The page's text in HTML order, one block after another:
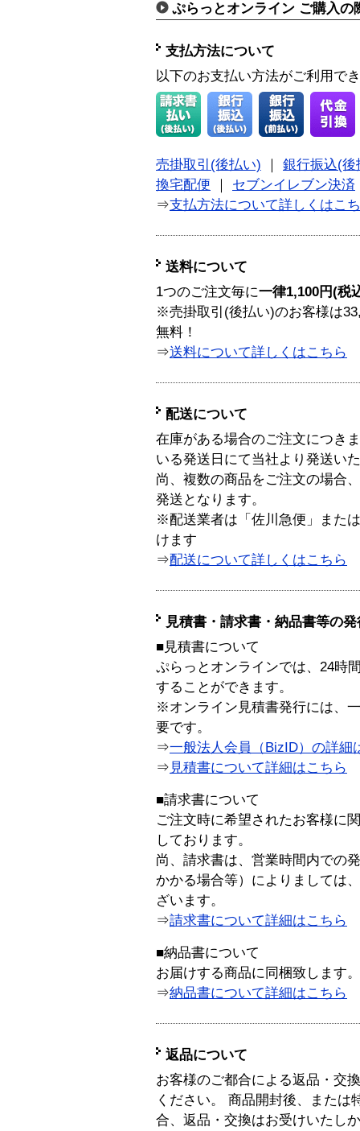
ぷらっとオンライン ご購入の
支払方法について
以下のお支払い方法がご利用で
売掛取引(後払い)
銀行振込(後
換宅配便
セブンイレブン決済
⇒支払方法について詳しくはこ
送料について
1つのご注文毎に一律1,100円(税
※売掛取引(後払い)のお客様は
無料！
⇒送料について詳しくはこちら
配送について
在庫がある場合のご注文につき
いる発送日にて当社より発送い
尚、複数の商品をご注文の場合
発送となります。
※配送業者は「佐川急便」また
けます
⇒配送について詳しくはこちら
見積書・請求書・納品書等の
■見積書について
ぷらっとオンラインでは、24時
することができます。
※オンライン見積書発行には、
要です。
⇒一般法人会員（BizID）の詳細
⇒ 見積書について詳細はこちら
■請求書について
ご注文時に希望されたお客様に
しております。
尚、請求書は、営業時間内での
かかる場合等）によりましては
ざいます。
⇒請求書について詳細はこちら
■納品書について
お届けする商品に同梱致します。
⇒納品書について詳細はこちら
返品について
お客様のご都合による返品・交
ください。 商品開封後、または
合、返品・交換はお受けいたし